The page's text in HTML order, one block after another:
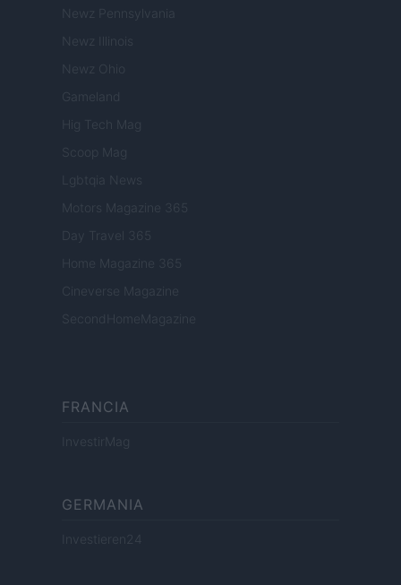
Newz Pennsylvania
Newz Illinois
Newz Ohio
Gameland
Hig Tech Mag
Scoop Mag
Lgbtqia News
Motors Magazine 365
Day Travel 365
Home Magazine 365
Cineverse Magazine
SecondHomeMagazine
FRANCIA
InvestirMag
GERMANIA
Investieren24